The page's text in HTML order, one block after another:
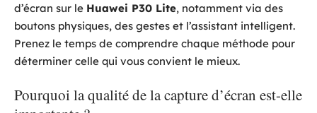
d’écran sur le Huawei P30 Lite, notamment via des
boutons physiques, des gestes et l’assistant intelligent.
Prenez le temps de comprendre chaque méthode pour
déterminer celle qui vous convient le mieux.
Pourquoi la qualité de la capture d’écran est-elle